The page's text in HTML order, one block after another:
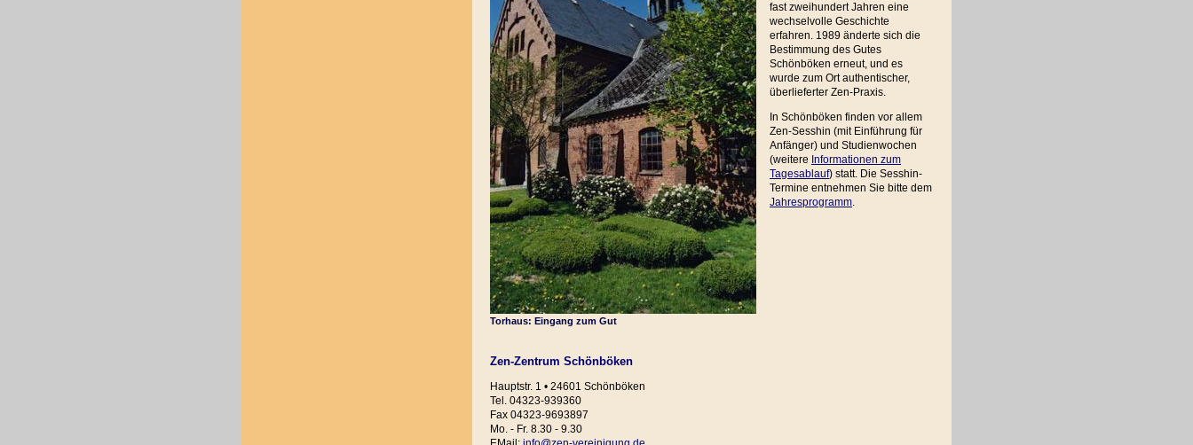
Torhaus: Eingang zum Gut
fast zweihundert Jahren eine
wechselvolle Geschichte
erfahren. 1989 änderte sich die
Bestimmung des Gutes
Schönböken erneut, und es
wurde zum Ort authentischer,
überlieferter Zen-Praxis.
In Schönböken finden vor allem
Zen-Sesshin (mit Einführung für
Anfänger) und Studienwochen
(weitere Informationen zum
Tagesablauf) statt. Die Sesshin-
Termine entnehmen Sie bitte dem
Jahresprogramm.
Zen-Zentrum Schönböken
Hauptstr. 1 • 24601 Schönböken
Tel. 04323-939360
Fax 04323-9693897
Mo. - Fr. 8.30 - 9.30